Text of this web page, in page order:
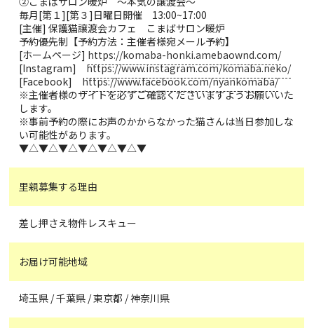
毎月[第１][第３]日曜日開催 13:00~17:00
[主催] 保護猫譲渡会カフェ こまばサロン暖炉
予約優先制【予約方法：主催者様宛メール予約】
[ホームページ] https://komaba-honki.amebaownd.com/
[Instagram] https://www.instagram.com/komaba.neko/
[Facebook] https://www.facebook.com/nyankomaba/
※主催者様のサイトを必ずご確認くださいますようお願いいた
します。
※事前予約の際にお声のかからなかった猫さんは当日参加しな
い可能性があります。
▼△▼△▼△▼△▼△▼△▼
里親募集する理由
差し押さえ物件レスキュー
お届け可能地域
埼玉県 / 千葉県 / 東京都 / 神奈川県